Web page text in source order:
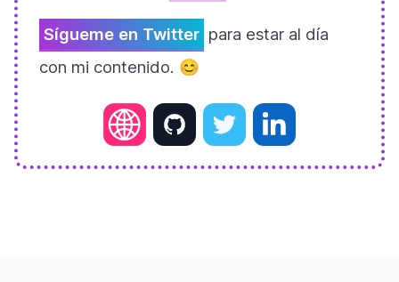
Sígueme en Twitter para estar al día
con mi contenido. 😊